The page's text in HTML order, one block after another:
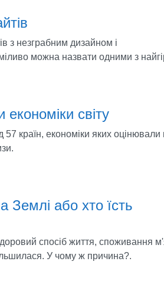
з незграбним дизайном і
можна назвати одними з
економіки світу
57 країн, економіки яких оцінювали
Землі або хто їсть
спосіб життя, споживання
У чому ж причина?.